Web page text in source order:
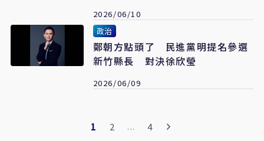
2026/06/10
政治
鄭朝方點頭了 民進黨明提名參選
新竹縣長 對決徐欣瑩
2026/06/09
1 2 ... 4